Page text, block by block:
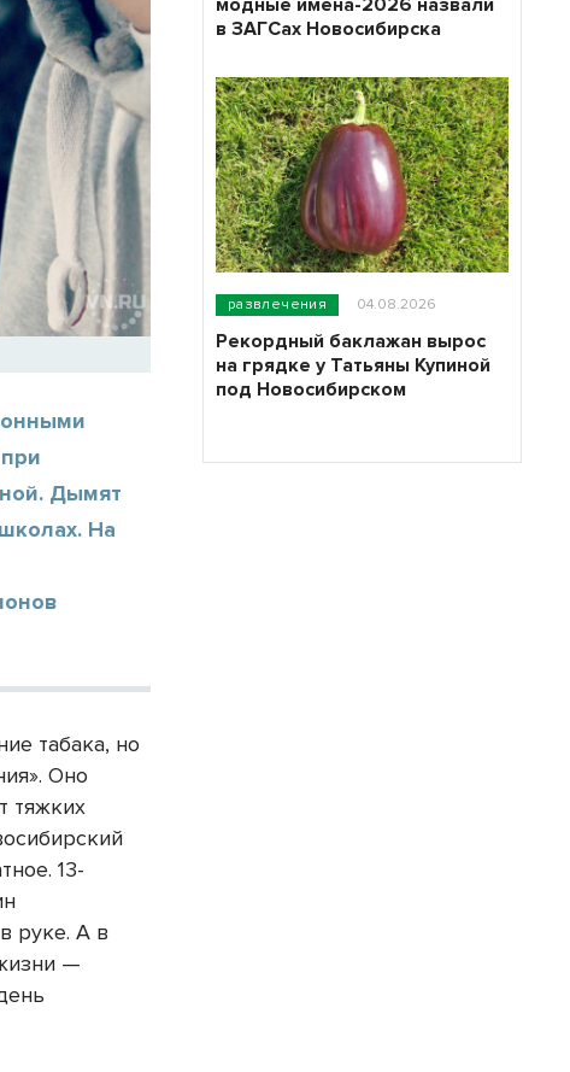
Дымят
На
табака, но
Оно
тяжких
13-
руке. А в
—
модные имена-2026 назвали
в ЗАГСах Новосибирска
развлечения 04.08.2026
Рекордный баклажан вырос
на грядке у Татьяны Купиной
под Новосибирском